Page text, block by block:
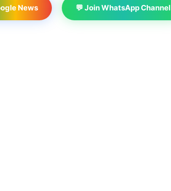
News 💬 Join WhatsApp Channel